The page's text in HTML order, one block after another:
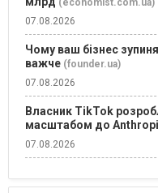
(economist.com.ua)
07.08.2026
Чому ваш бізнес
важче (founder.ua)
07.08.2026
Власник TikTok
масштабом до
07.08.2026